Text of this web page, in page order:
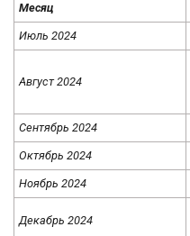
Месяц
Июль 2024
Август 2024
Сентябрь 2024
Октябрь 2024
Ноябрь 2024
Декабрь 2024